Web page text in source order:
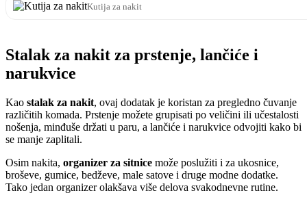
Kutija za nakit
Stalak za nakit za prstenje, lančiće i
narukvice
Kao stalak za nakit, ovaj dodatak je koristan za pregledno čuvanje
različitih komada. Prstenje možete grupisati po veličini ili učestalosti
nošenja, minđuše držati u paru, a lančiće i narukvice odvojiti kako bi
se manje zaplitali.
Osim nakita, organizer za sitnice može poslužiti i za ukosnice,
broševe, gumice, bedževe, male satove i druge modne dodatke.
Tako jedan organizer olakšava više delova svakodnevne rutine.